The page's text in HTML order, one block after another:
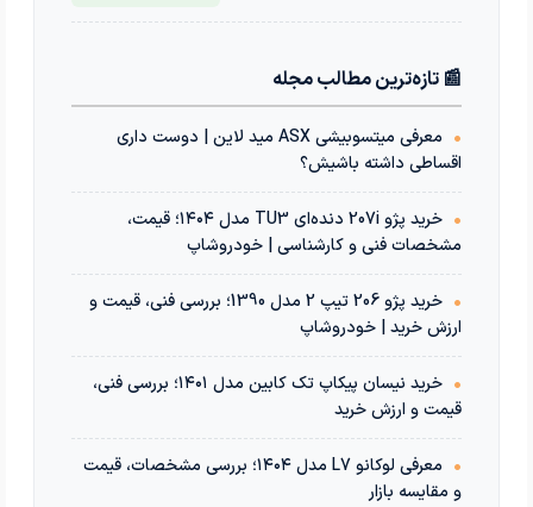
📰 تازه‌ترین مطالب مجله
•
معرفی میتسوبیشی ASX مید لاین | دوست داری
اقساطی داشته باشیش؟
•
خرید پژو 207i دنده‌ای TU3 مدل ۱۴۰۴؛ قیمت،
مشخصات فنی و کارشناسی | خودروشاپ
•
خرید پژو 206 تیپ 2 مدل 1390؛ بررسی فنی، قیمت و
ارزش خرید | خودروشاپ
•
خرید نیسان پیکاپ تک کابین مدل ۱۴۰۱؛ بررسی فنی،
قیمت و ارزش خرید
•
معرفی لوکانو L7 مدل ۱۴۰۴؛ بررسی مشخصات، قیمت
و مقایسه بازار